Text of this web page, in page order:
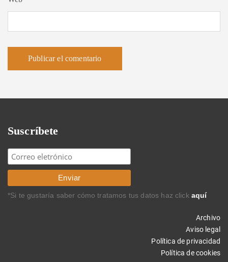
Suscríbete
*Si te gustaría saber cómo tratamos tus datos haz click aquí
Archivo
Aviso legal
Política de privacidad
Política de cookies